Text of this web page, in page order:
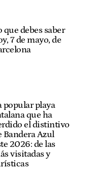
que debes saber
7 de mayo, de
popular playa
que ha
el distintivo
Bandera Azul
2026: de las
visitadas y